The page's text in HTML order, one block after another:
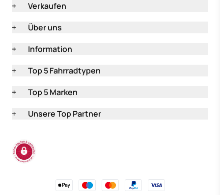
+
Verkaufen
+
Über uns
+
Information
+
Top 5 Fahrradtypen
+
Top 5 Marken
+
Unsere Top Partner